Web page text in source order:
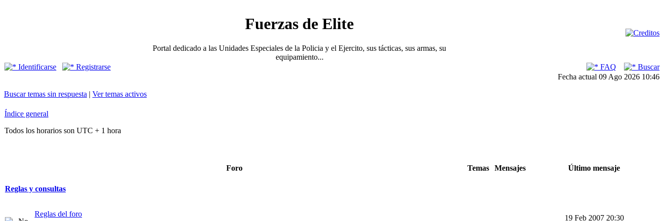
Fuerzas de Elite
Portal dedicado a las Unidades Especiales de la Policia y el Ejercito, sus tácticas, sus armas, su
equipamiento...
Identificarse
Registrarse FAQ
Buscar
Fecha actual 09 Ago 2026 10:46
Buscar temas sin respuesta | Ver temas activos
Índice general
Todos los horarios son UTC + 1 hora
Foro Temas Mensajes Último mensaje
Reglas y consultas
Reglas del foro 19 Feb 2007 20:30